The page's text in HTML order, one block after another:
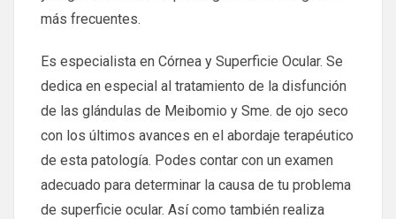
más frecuentes.
Es especialista en Córnea y Superficie Ocular. Se
dedica en especial al tratamiento de la disfunción
de las glándulas de Meibomio y Sme. de ojo seco
con los últimos avances en el abordaje terapéutico
de esta patología. Podes contar con un examen
adecuado para determinar la causa de tu problema
de superficie ocular. Así como también realiza